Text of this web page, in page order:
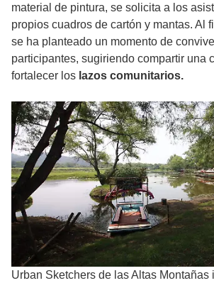
material de pintura, se solicita a los
propios cuadros de cartón y mantas. Al
se ha planteado un momento de
participantes, sugiriendo compartir una
fortalecer los lazos comunitarios.
Urban Sketchers de las Altas Montañas